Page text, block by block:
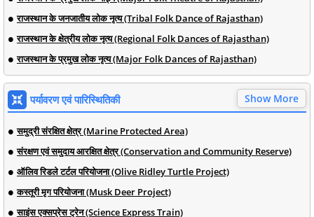
राजस्थान के जनजातीय लोक नृत्य (Tribal Folk Dance of Rajasthan)
राजस्थान के क्षेत्रीय लोक नृत्य (Regional Folk Dances of Rajasthan)
राजस्थान के प्रमुख लोक नृत्य (Major Folk Dances of Rajasthan)
पर्यावरण एवं पारिस्थितिकी Show More
समुद्री संरक्षित क्षेत्र (Marine Protected Area)
संरक्षण एवं समुदाय आरक्षित क्षेत्र (Conservation and Community Reserve)
ऑलिव रिडले टर्टल परियोजना (Olive Ridley Turtle Project)
कस्तूरी मृग परियोजना (Musk Deer Project)
साइंस एक्सप्रेस ट्रेन (Science Express Train)